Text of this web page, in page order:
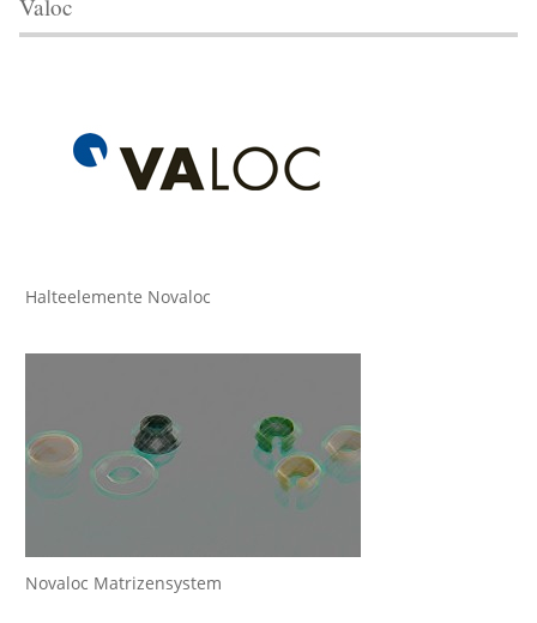
Valoc
Halteelemente Novaloc
Novaloc Matrizensystem